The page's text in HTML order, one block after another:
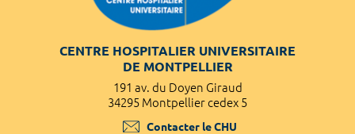
CENTRE HOSPITALIER UNIVERSITAIRE
DE MONTPELLIER
191 av. du Doyen Giraud
34295 Montpellier cedex 5
Contacter le CHU